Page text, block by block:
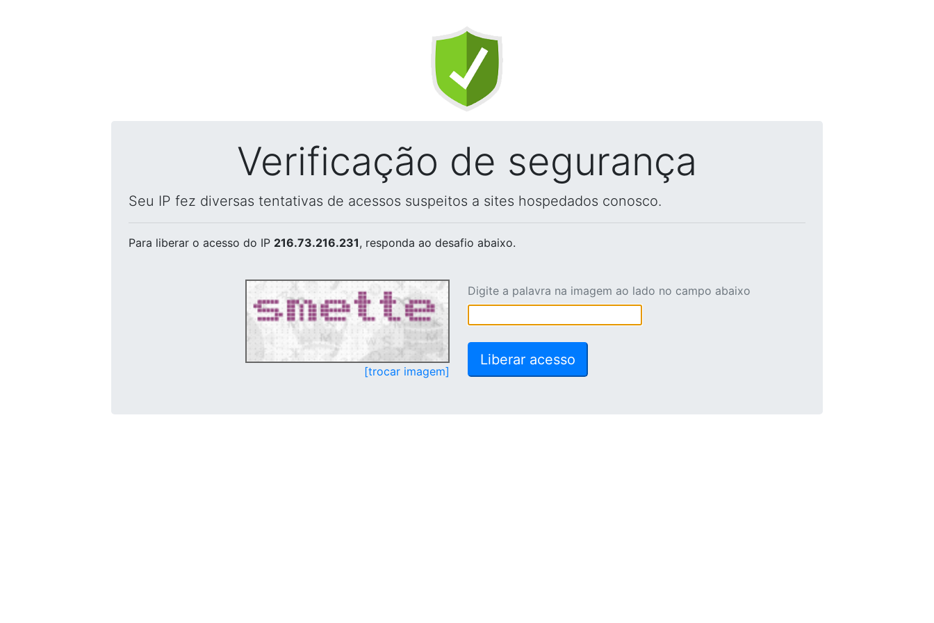
Verificação de segurança
Seu IP fez diversas tentativas de acessos suspeitos a sites hospedados conosco.
Para liberar o acesso do IP 216.73.216.231, responda ao desafio abaixo.
[trocar imagem]
Digite a palavra na imagem ao lado no campo abaixo